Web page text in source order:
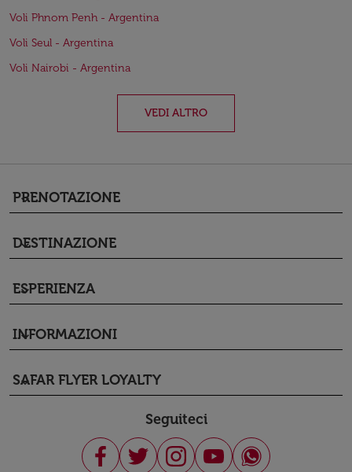
Voli Phnom Penh - Argentina
Voli Seul - Argentina
Voli Nairobi - Argentina
VEDI ALTRO
PRENOTAZIONE
keyboard_arrow_down
DESTINAZIONE
keyboard_arrow_down
ESPERIENZA
keyboard_arrow_down
INFORMAZIONI
keyboard_arrow_down
SAFAR FLYER LOYALTY
keyboard_arrow_down
Seguiteci